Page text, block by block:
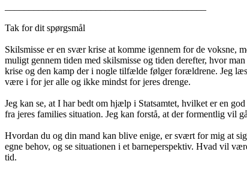
Tak for dit spørgsmål
Skilsmisse er en svær krise at komme igennem for de voksne,
muligt gennem tiden med skilsmisse og tiden derefter, hvor
krise og den kamp der i nogle tilfælde følger forældrene. Jeg
være i for jer alle og ikke mindst for jeres drenge.
Jeg kan se, at I har bedt om hjælp i Statsamtet, hvilket er en
fra jeres families situation. Jeg kan forstå, at der formentlig vil
Hvordan du og din mand kan blive enige, er svært for mig at
egne behov, og se situationen i et barneperspektiv. Hvad vil
tid.